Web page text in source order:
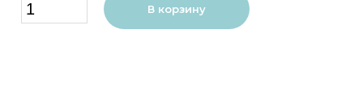
В корзину